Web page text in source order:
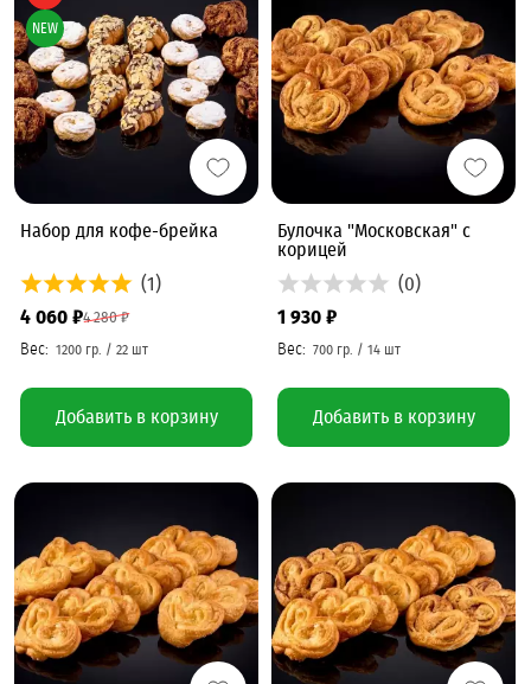
Набор для кофе-брейка
(1)
4 280 ₽
4 060 ₽
Добавить в корзину
NEW
Булочка "Московская" с
корицей
(0)
1 930 ₽
Добавить в корзину